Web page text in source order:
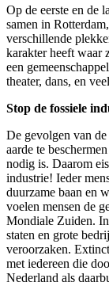
Op de eerste en de
samen in
verschillende
karakter heeft waar
een
theater, dans, en
Stop de fossiele
De gevolgen van
aarde te
nodig is. Daarom
industrie! Ieder
duurzame baan en
voelen mensen de
Mondiale Zuiden.
staten en grote
veroorzaken.
met iedereen die
Nederland als